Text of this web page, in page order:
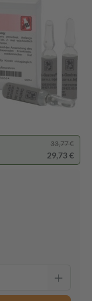
33,77 €
29,73 €